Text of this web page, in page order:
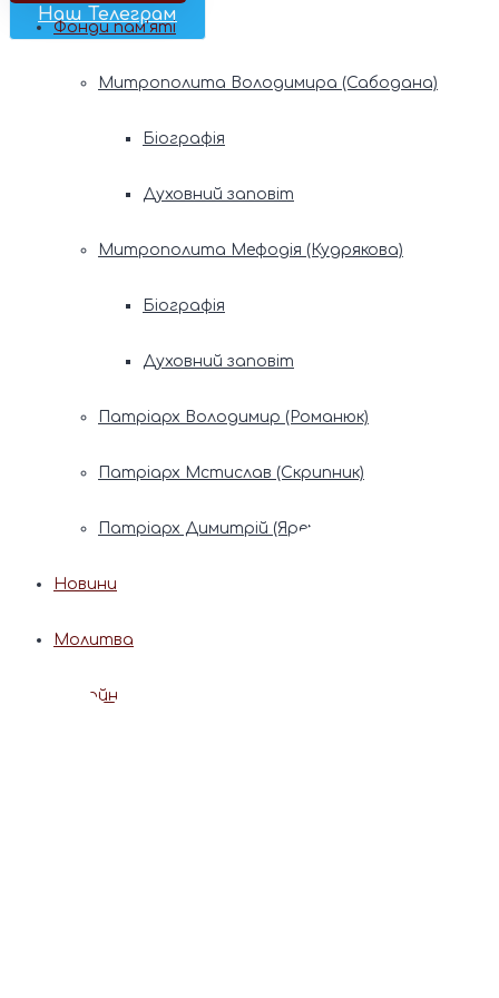
Наш Телеграм
Фонди пам’яті
Митрополита Володимира (Сабодана)
Біографія
Духовний заповіт
Митрополита Мефодія (Кудрякова)
Біографія
Духовний заповіт
Патріарх Володимир (Романюк)
Патріарх Мстислав (Скрипник)
Патріарх Димитрій (Ярема)
Новини
Молитва
Онлайн послуги